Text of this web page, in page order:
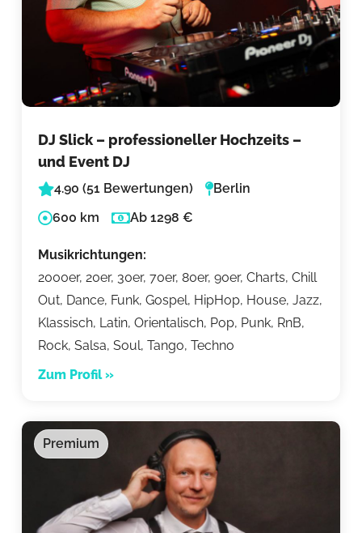
DJ Slick – professioneller Hochzeits –
und Event DJ
4.90 (51 Bewertungen)
Berlin
600 km
Ab 1298 €
Musikrichtungen:
2000er, 20er, 30er, 70er, 80er, 90er, Charts, Chill
Out, Dance, Funk, Gospel, HipHop, House, Jazz,
Klassisch, Latin, Orientalisch, Pop, Punk, RnB,
Rock, Salsa, Soul, Tango, Techno
Zum Profil »
Premium